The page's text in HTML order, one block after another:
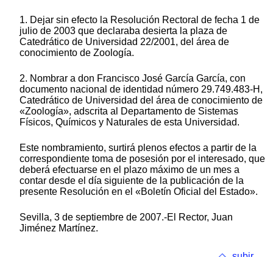
1. Dejar sin efecto la Resolución Rectoral de fecha 1 de
julio de 2003 que declaraba desierta la plaza de
Catedrático de Universidad 22/2001, del área de
conocimiento de Zoología.
2. Nombrar a don Francisco José García García, con
documento nacional de identidad número 29.749.483-H,
Catedrático de Universidad del área de conocimiento de
«Zoología», adscrita al Departamento de Sistemas
Físicos, Químicos y Naturales de esta Universidad.
Este nombramiento, surtirá plenos efectos a partir de la
correspondiente toma de posesión por el interesado, que
deberá efectuarse en el plazo máximo de un mes a
contar desde el día siguiente de la publicación de la
presente Resolución en el «Boletín Oficial del Estado».
Sevilla, 3 de septiembre de 2007.-El Rector, Juan
Jiménez Martínez.